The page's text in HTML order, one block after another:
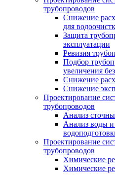
трубопроводов
Снижение
для
Защита
эксплуатации
Ревизия
Подбор
увеличения
Снижение
Снижение
Проектирование
трубопроводов
Анализ
Анализ воды и
Проектирование
трубопроводов
Химические
Химические